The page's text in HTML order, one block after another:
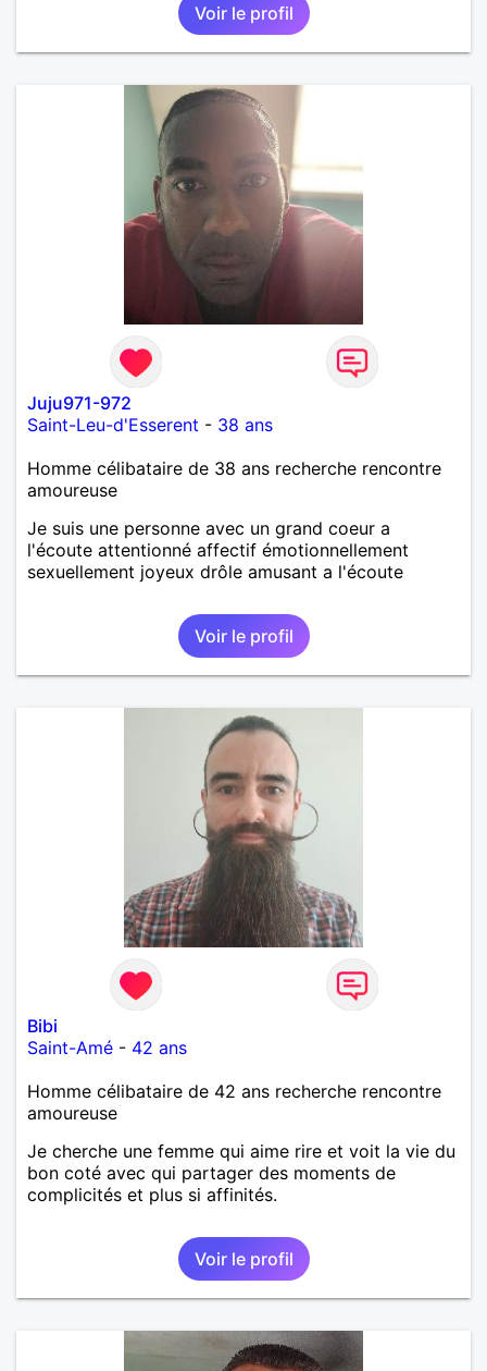
Voir le profil
Juju971-972
Saint-Leu-d'Esserent - 38 ans
Homme célibataire de 38 ans recherche rencontre
amoureuse
Je suis une personne avec un grand coeur a
l'écoute attentionné affectif émotionnellement
sexuellement joyeux drôle amusant a l'écoute
Voir le profil
Bibi
Saint-Amé - 42 ans
Homme célibataire de 42 ans recherche rencontre
amoureuse
Je cherche une femme qui aime rire et voit la vie du
bon coté avec qui partager des moments de
complicités et plus si affinités.
Voir le profil